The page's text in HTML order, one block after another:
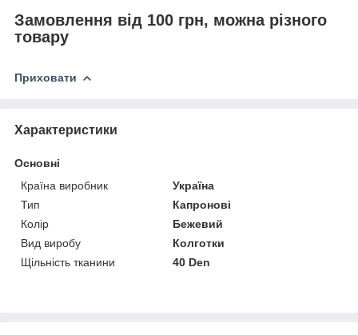
Замовлення від 100 грн, можна різного
товару
Приховати
Характеристики
Основні
Країна виробник
Україна
Тип
Капронові
Колір
Бежевий
Вид виробу
Колготки
Щільність тканини
40 Den